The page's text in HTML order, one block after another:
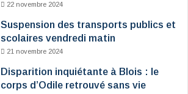
22 novembre 2024
Suspension des transports publics et
scolaires vendredi matin
21 novembre 2024
Disparition inquiétante à Blois : le
corps d’Odile retrouvé sans vie